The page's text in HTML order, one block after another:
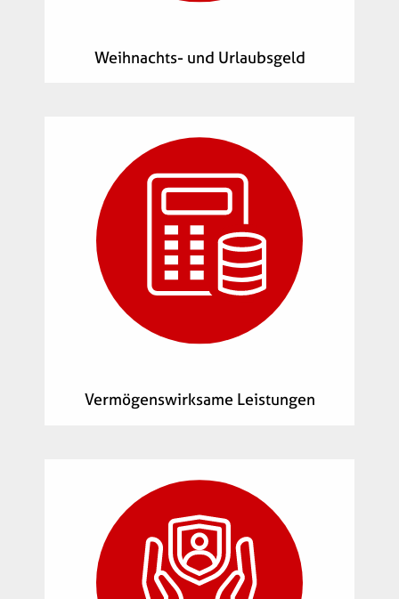
Weihnachts- und Urlaubsgeld
Vermögenswirksame Leistungen